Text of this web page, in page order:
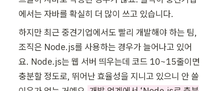
에서는 자바를 확실히 더 많이 쓰고 있습니다.
하지만 최근 중견기업에서도 빨리 개발해야 하는 팀,
조직은 Node.js를 사용하는 경우가 늘어나고 있어
요. Node.js는 웹 서버 띄우는데 코드 10~15줄이면
충분할 정도로, 뛰어난 효율성을 지니고 있으니 안 쓸